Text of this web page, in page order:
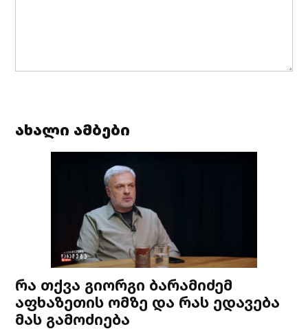
ახალი ამბები
რა თქვა გიორგი ბარამიძემ
აფხაზეთის ომზე და რას ედავება
მას გამოძიება